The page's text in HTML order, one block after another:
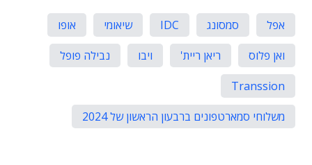
אפל סמסונג IDC שיאומי
אופו
ואן פלוס
ריאן ריית' ויבו
נבילה פופל
Transsion
משלוחי סמארטפונים ברבעון הראשון של 2024